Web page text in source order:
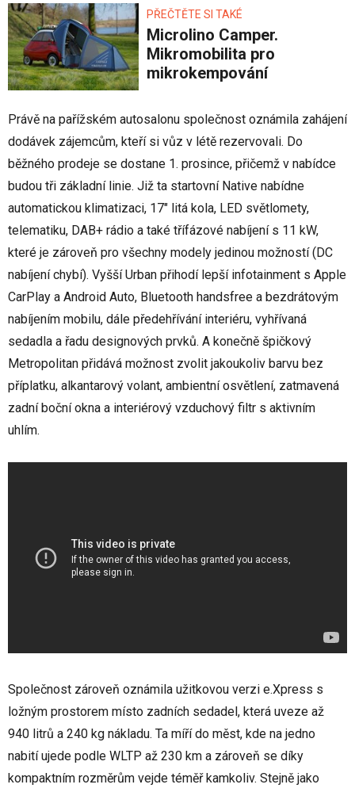
PŘEČTĚTE SI TAKÉ
Microlino Camper.
Mikromobilita pro
mikrokempování
Právě na pařížském autosalonu společnost oznámila zahájení
dodávek zájemcům, kteří si vůz v létě rezervovali. Do
běžného prodeje se dostane 1. prosince, přičemž v nabídce
budou tři základní linie. Již ta startovní Native nabídne
automatickou klimatizaci, 17" litá kola, LED světlomety,
telematiku, DAB+ rádio a také třífázové nabíjení s 11 kW,
které je zároveň pro všechny modely jedinou možností (DC
nabíjení chybí). Vyšší Urban přihodí lepší infotainment s Apple
CarPlay a Android Auto, Bluetooth handsfree a bezdrátovým
nabíjením mobilu, dále předehřívání interiéru, vyhřívaná
sedadla a řadu designových prvků. A konečně špičkový
Metropolitan přidává možnost zvolit jakoukoliv barvu bez
příplatku, alkantarový volant, ambientní osvětlení, zatmavená
zadní boční okna a interiérový vzduchový filtr s aktivním
uhlím.
Společnost zároveň oznámila užitkovou verzi e.Xpress s
ložným prostorem místo zadních sedadel, která uveze až
940 litrů a 240 kg nákladu. Ta míří do měst, kde na jedno
nabití ujede podle WLTP až 230 km a zároveň se díky
kompaktním rozměrům vejde téměř kamkoliv. Stejně jako